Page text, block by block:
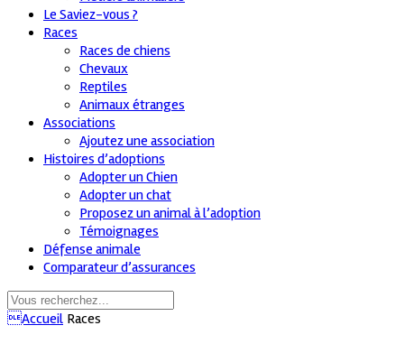
Le Saviez-vous ?
Races
Races de chiens
Chevaux
Reptiles
Animaux étranges
Associations
Ajoutez une association
Histoires d’adoptions
Adopter un Chien
Adopter un chat
Proposez un animal à l’adoption
Témoignages
Défense animale
Comparateur d’assurances
Accueil Races